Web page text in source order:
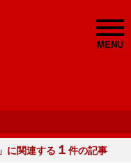
MENU
」に関連する １ 件の記事